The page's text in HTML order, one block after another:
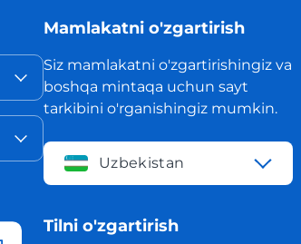
Mamlakatni o'zgartirish
Siz mamlakatni o'zgartirishingiz va
boshqa mintaqa uchun sayt
tarkibini o'rganishingiz mumkin.
Uzbekistan
Tilni o'zgartirish